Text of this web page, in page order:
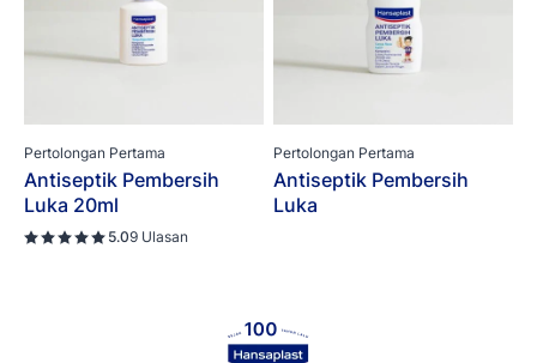
Pertolongan Pertama
Antiseptik Pembersih
Luka 20ml
5.09 Ulasan
Pertolongan Pertama
Antiseptik Pembersih
Luka